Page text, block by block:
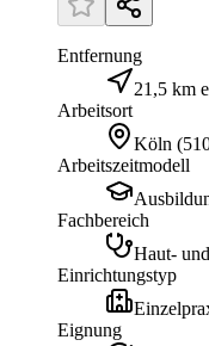
Entfernung
21,5 km
Arbeitsort
Köln (
Arbeitszeitmodell
Fachbereich
Haut-
Einrichtungstyp
Eignung